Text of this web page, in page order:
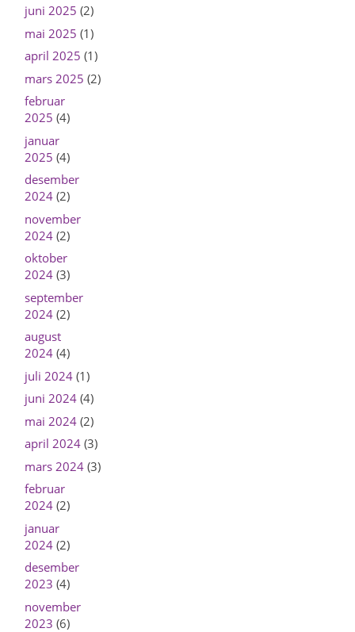
juni 2025 (2)
mai 2025 (1)
april 2025 (1)
mars 2025 (2)
februar
2025 (4)
januar
2025 (4)
desember
2024(2)
november
2024(2)
oktober
2024(3)
september
2024(2)
august
2024(4)
juli 2024(1)
juni 2024(4)
mai 2024(2)
april 2024(3)
mars 2024(3)
februar
2024(2)
januar
2024(2)
desember
2023 (4)
november
2023 (6)